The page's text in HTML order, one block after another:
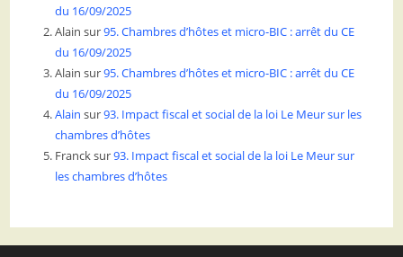
du 16/09/2025
Alain sur95. Chambres d’hôtes et micro-BIC : arrêt du CE
du 16/09/2025
Alain sur95. Chambres d’hôtes et micro-BIC : arrêt du CE
du 16/09/2025
Alain sur93. Impact fiscal et social de la loi Le Meur sur les
chambres d’hôtes
Francksur93. Impact fiscal et social de la loi Le Meur sur
les chambres d’hôtes